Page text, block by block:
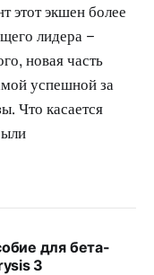
этот экшен более
лидера –
новая часть
успешной за
Что касается
для бета-
3